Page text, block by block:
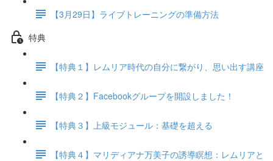
【3月29日】ライブトレーニングの準備方法
特典
【特典１】レムリア時代の自分に繋がり、思い出す講座
【特典２】Facebookグループを開設しました！
【特典３】上級モジュール：基礎を超える
【特典４】マリディアナ万美子の誘導瞑想：レムリアと